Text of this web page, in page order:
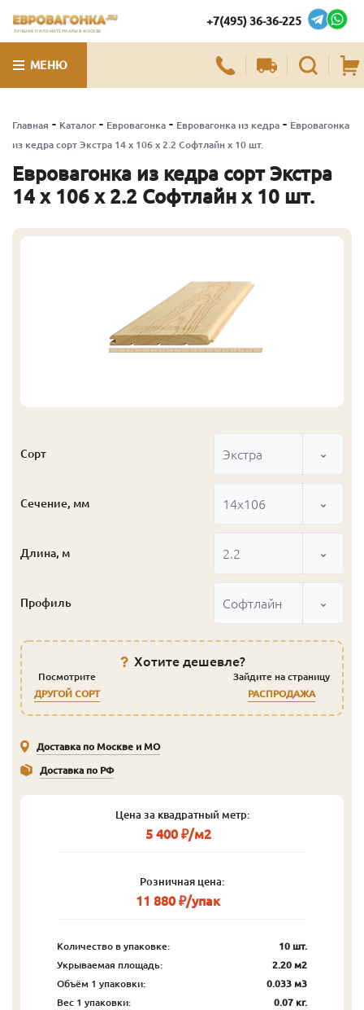
ЛУЧШИЕ ПИЛОМАТЕРИАЛЫ В МОСКВЕ
+7(495) 36-36-225
МЕНЮ
Главная - Каталог - Евровагонка - Евровагонка из кедра - Евровагонка
из кедра сорт Экстра 14 x 106 x 2.2 Софтлайн x 10 шт.
Евровагонка из кедра сорт Экстра
14 x 106 x 2.2 Софтлайн x 10 шт.
Сорт Экстра
Сечение, мм 14x106
Длина, м 2.2
Профиль Софтлайн
Хотите дешевле?
Посмотрите
ДРУГОЙ СОРТ
Зайдите на страницу
РАСПРОДАЖА
Доставка по Москве и МО
Доставка по РФ
Цена за квадратный метр:
5 400 ₽/м2
Розничная цена:
11 880 ₽/упак
Количество в упаковке:
10 шт.
Укрываемая площадь:
2.20 м2
Объём 1 упаковки:
0.033 м3
Вес 1 упаковки:
0.07 кг.